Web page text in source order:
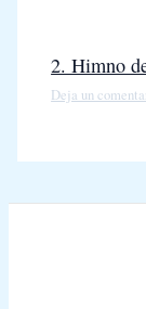
2. Himno
Deja un